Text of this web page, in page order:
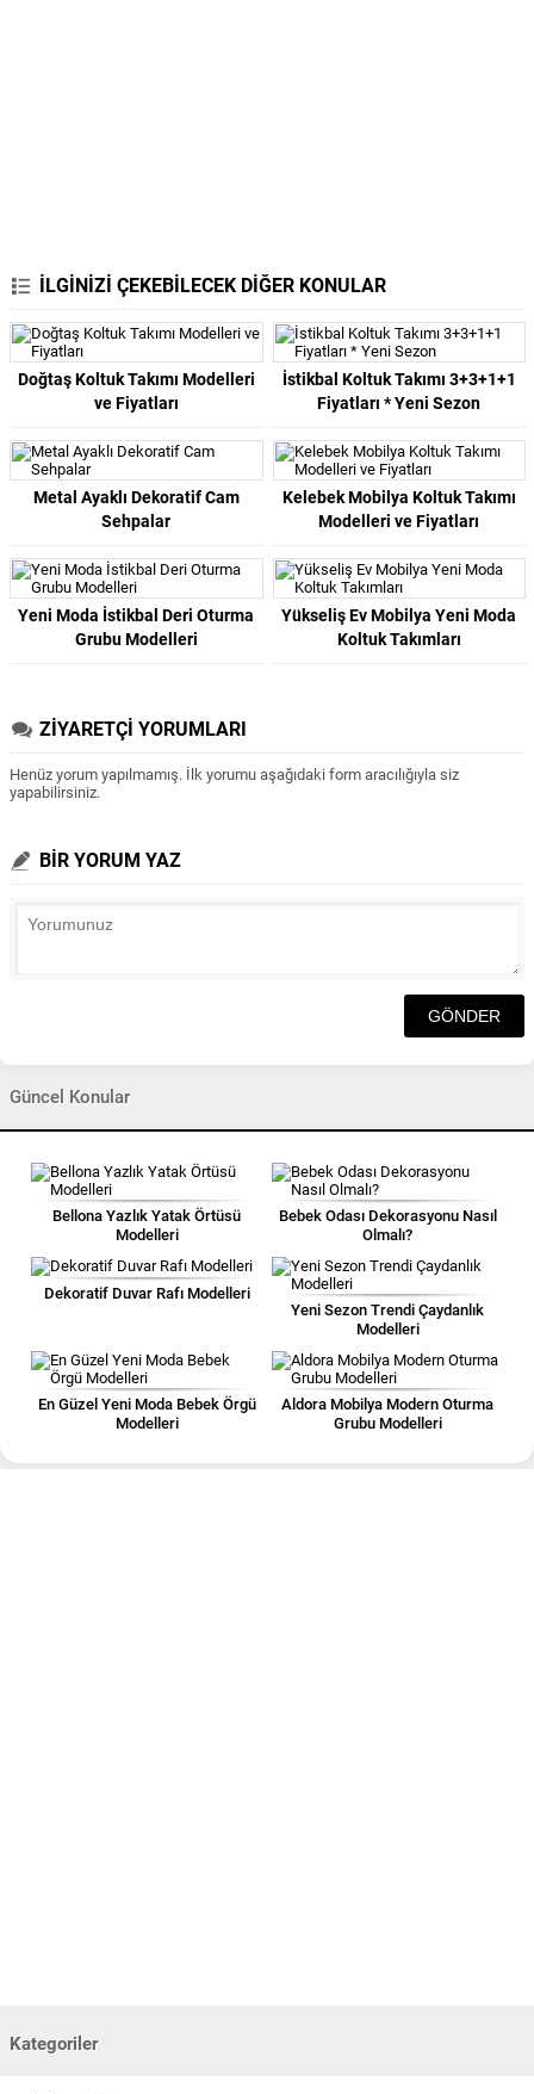
İLGİNİZİ ÇEKEBİLECEK DİĞER KONULAR
Doğtaş Koltuk Takımı Modelleri
ve Fiyatları
İstikbal Koltuk Takımı 3+3+1+1
Fiyatları * Yeni Sezon
Metal Ayaklı Dekoratif Cam
Sehpalar
Kelebek Mobilya Koltuk Takımı
Modelleri ve Fiyatları
Yeni Moda İstikbal Deri Oturma
Grubu Modelleri
Yükseliş Ev Mobilya Yeni Moda
Koltuk Takımları
ZİYARETÇİ YORUMLARI
Henüz yorum yapılmamış. İlk yorumu aşağıdaki form aracılığıyla siz
yapabilirsiniz.
BİR YORUM YAZ
Güncel Konular
Bellona Yazlık Yatak Örtüsü
Modelleri
Bebek Odası Dekorasyonu Nasıl
Olmalı?
Dekoratif Duvar Rafı Modelleri
Yeni Sezon Trendi Çaydanlık
Modelleri
En Güzel Yeni Moda Bebek Örgü
Modelleri
Aldora Mobilya Modern Oturma
Grubu Modelleri
Kategoriler